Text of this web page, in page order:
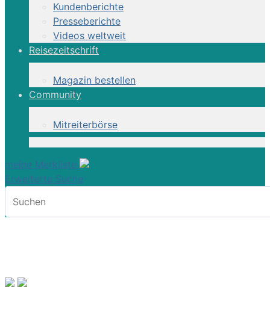
Kundenberichte
Presseberichte
Videos weltweit
Reisezeitschrift
Magazin bestellen
Community
Mitreiterbörse
meine Merkliste
Erweiterte Suche